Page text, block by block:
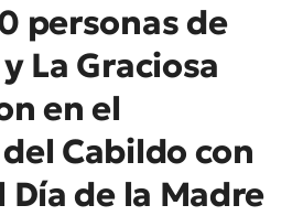
personas de
La Graciosa
en el
Cabildo con
de la Madre